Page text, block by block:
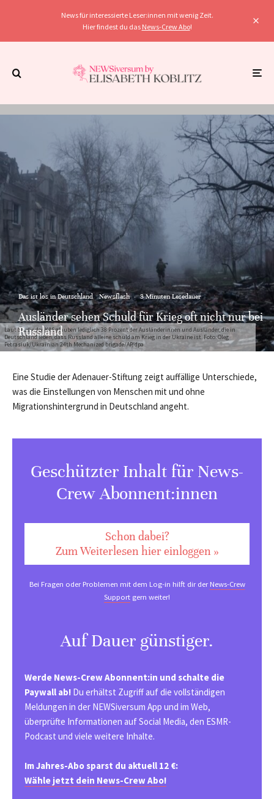
News für interessierte Leser:innen mit wenig Zeit.
Hier findest du das News-Crew Abo!
Laut Studie der KAS glauben lediglich 38 Prozent der Ausländerinnen und Ausländer, die in
Deutschland leben, dass Russland alleine schuld am Krieg in der Ukraine ist. Foto: Oleg
Petrasiuk/Ukrainian 24th Mechanized brigade/AP/dpa
Das ist los in Deutschland Newsflash · 3 Minuten Lesedauer
Ausländer sehen Schuld für Krieg oft nicht nur bei
Russland
Eine Studie der Adenauer-Stiftung zeigt auffällige Unterschiede,
was die Einstellungen von Menschen mit und ohne
Migrationshintergrund in Deutschland angeht.
Geschützter Inhalt für News-
Crew Abonnent:innen
Schon dabei?
Zum Weiterlesen hier einloggen »
Bei Fragen oder Problemen mit dem Log-in hilft dir derNews-Crew
Support gern weiter!
Auf Dauer günstiger.
Werde News-Crew Abonnent:in und schalte die
Paywall ab! Du erhältst Zugriff auf die vollständigen
Meldungen in der NEWSiversum App und im Web,
überprüfte Informationen auf Social Media, den ESMR-
Podcast und viele weitere Inhalte.
Im Jahres-Abo sparst du aktuell 12 €:
Wähle jetzt dein News-Crew Abo!